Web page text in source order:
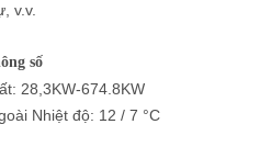
v.v.
số
28,3KW-674.8KW
Nhiệt độ: 12 / 7 °C